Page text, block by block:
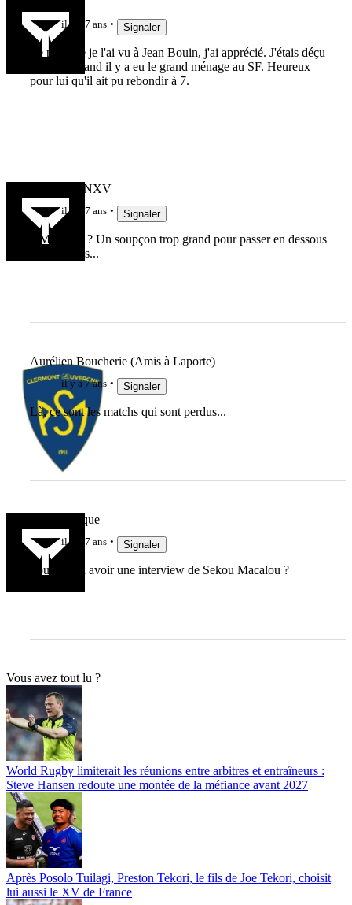
il y a 7 ans Signaler
Le peu que je l'ai vu à Jean Bouin, j'ai apprécié. J'étais déçu
pour lui quand il y a eu le grand ménage au SF. Heureux
pour lui qu'il ait pu rebondir à 7.
MARCFANXV
il y a 7 ans Signaler
1 Mètre 74 ? Un soupçon trop grand pour passer en dessous
des cravates...
Aurélien Boucherie (Amis à Laporte)
il y a 7 ans Signaler
Là, ce sont les matchs qui sont perdus...
coupdecasque
il y a 7 ans Signaler
Pourrait-on avoir une interview de Sekou Macalou ?
Vous avez tout lu ?
World Rugby limiterait les réunions entre arbitres et entraîneurs :
Steve Hansen redoute une montée de la méfiance avant 2027
Après Posolo Tuilagi, Preston Tekori, le fils de Joe Tekori, choisit
lui aussi le XV de France